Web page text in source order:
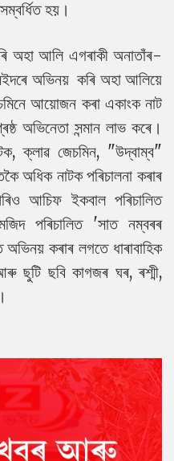
সম্বৰ্ধিত হয়।
অহা আলি এগৰাকী অনাতাঁৰ-
অভিনয় কৰি অহা আলিয়ে
আয়োজন কৰা একাংক নাট
অভিনেতা সন্মান লাভ কৰে।
ক্লাৱ জেচমিন, "উদ্বাম্ব"
অধিক নাটক পৰিচালনা কৰাৰ
আচিফ ইকবাল পৰিচালিত
পৰিচালিত 'সাত নম্বৰৰ
কৰাৰ লগতে ধাৰাবাহিক
ছুটি ছবি কাগজৰ ঘৰ, ৰশ্মী,